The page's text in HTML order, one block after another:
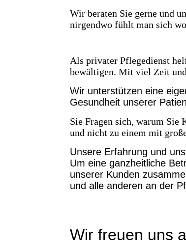
Wir beraten Sie gerne und
nirgendwo fühlt man sich
Als privater Pflegedienst
bewältigen. Mit viel Zeit und
Wir unterstützen eine
Gesundheit unserer
Sie Fragen sich, warum Sie
und nicht zu einem mit
Unsere Erfahrung und
Um eine ganzheitliche
unserer Kunden
und alle anderen an der
Wir freuen uns